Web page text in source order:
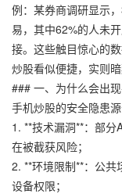
例：某券商调研显示
易，其中62%的人未
接。这些触目惊心的
炒股看似便捷，实则暗
### 一、为什么会出
手机炒股的安全隐患源
1. **技术漏洞**：部
在被截获风险；
2. **环境限制**：公共
设备权限；